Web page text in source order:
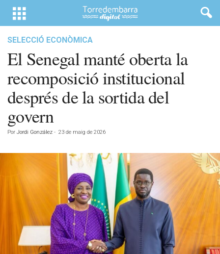
SELECCIÓ ECONÒMICA
El Senegal manté oberta la
recomposició institucional
després de la sortida del
govern
Por Jordi González - 23 de maig de 2026